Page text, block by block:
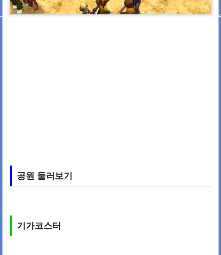
공원 둘러보기
기가코스터